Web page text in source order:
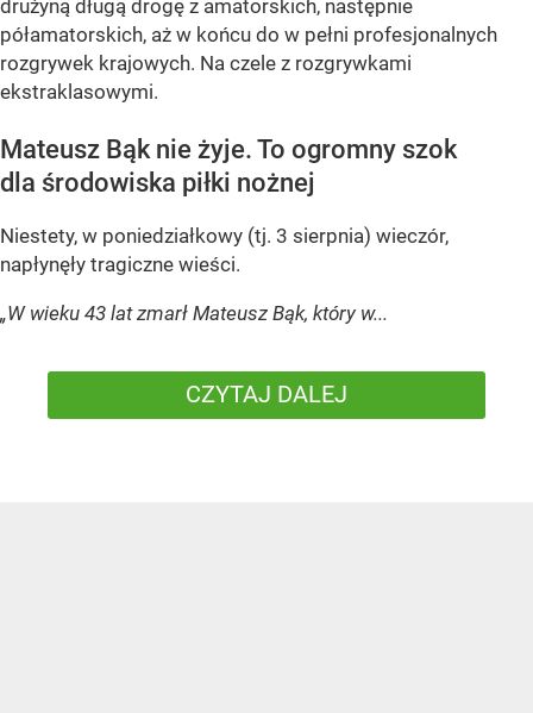
drużyną długą drogę z amatorskich, następnie
półamatorskich, aż w końcu do w pełni profesjonalnych
rozgrywek krajowych. Na czele z rozgrywkami
ekstraklasowymi.
Mateusz Bąk nie żyje. To ogromny szok
dla środowiska piłki nożnej
Niestety, w poniedziałkowy (tj. 3 sierpnia) wieczór,
napłynęły tragiczne wieści.
„W wieku 43 lat zmarł Mateusz Bąk, który w...
CZYTAJ DALEJ